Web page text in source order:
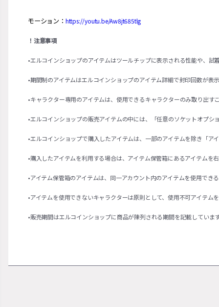
モーション： https://youtu.be/Aw8jt685tlg
！注意事項
•エルコインショップのアイテムはツールチップに表示される性能や、
•期間制のアイテムはエルコインショップのアイテム詳細で封印回数が
•キャラクター専用のアイテムは、使用できるキャラクターのみ取り出す
•エルコインショップの販売アイテムの中には、「任意のソケットオプ
•エルコインショップで購入したアイテムは、一部のアイテムを除き「ア
•購入したアイテムを利用する場合は、アイテム保管箱にあるアイテムを
•アイテム保管箱のアイテムは、同一アカウント内のアイテムを使用でき
•アイテムを使用できないキャラクターは原則として、使用不可アイテム
•販売期間はエルコインショップに商品が陳列される期間を記載してい